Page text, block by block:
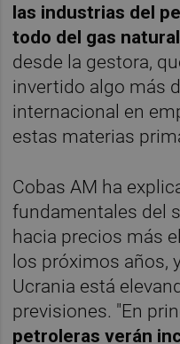
las industrias del
todo del gas
desde la gestora,
invertido algo más
internacional en
estas materias
Cobas AM ha
fundamentales del
hacia precios más
los próximos años,
Ucrania está
previsiones. "En
petroleras verán